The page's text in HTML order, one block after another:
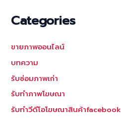
Categories
ขายภาพออนไลน์
บทความ
รับซ่อมภาพเก่า
รับทำภาพโฆษณา
รับทำวีดีโอโฆษณาสินค้าfacebook